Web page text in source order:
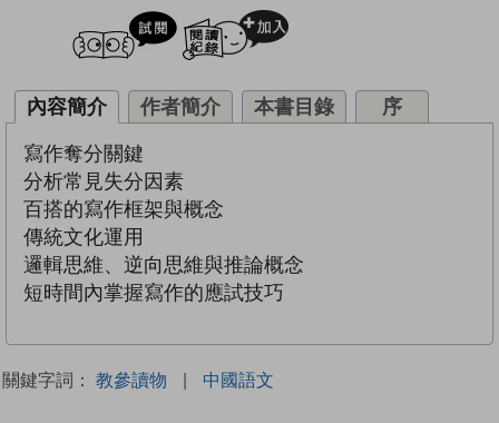
試閲
內容簡介 作者簡介 本書目錄 序
寫作奪分關鍵
分析常見失分因素
百搭的寫作框架與概念
傳統文化運用
邏輯思維、逆向思維與推論概念
短時間內掌握寫作的應試技巧
關鍵字詞： 教參讀物 | 中國語文